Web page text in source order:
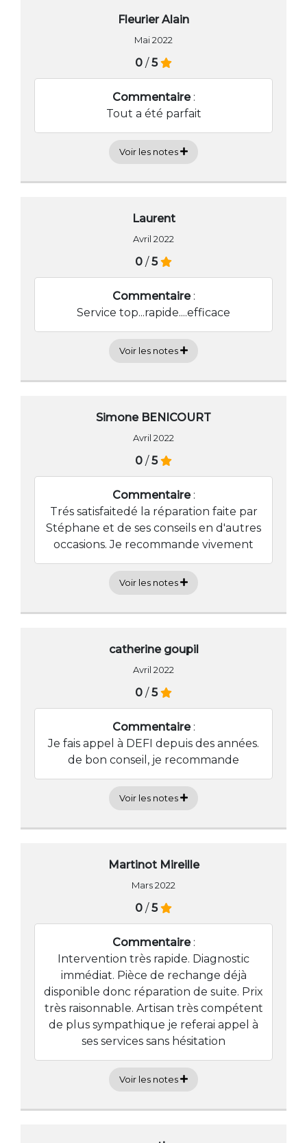
Fleurier Alain
Mai 2022
0 /5
Commentaire:
Tout a été parfait
Voir les notes
Laurent
Avril 2022
0 /5
Commentaire:
Service top...rapide....efficace
Voir les notes
Simone BENICOURT
Avril 2022
0 /5
Commentaire:
Trés satisfaitedé la réparation faite par
Stéphane et de ses conseils en d'autres
occasions. Je recommande vivement
Voir les notes
catherine goupil
Avril 2022
0 /5
Commentaire:
Je fais appel à DEFI depuis des années.
de bon conseil, je recommande
Voir les notes
Martinot Mireille
Mars 2022
0 /5
Commentaire:
Intervention très rapide. Diagnostic
immédiat. Pièce de rechange déjà
disponible donc réparation de suite. Prix
très raisonnable. Artisan très compétent
de plus sympathique je referai appel à
ses services sans hésitation
Voir les notes